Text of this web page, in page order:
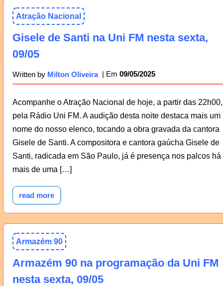
Atração Nacional
Gisele de Santi na Uni FM nesta sexta,
09/05
Written by Milton Oliveira 09/05/2025
Acompanhe o Atração Nacional de hoje, a partir das 22h00,
pela Rádio Uni FM. A audição desta noite destaca mais um
nome do nosso elenco, tocando a obra gravada da cantora
Gisele de Santi. A compositora e cantora gaúcha Gisele de
Santi, radicada em São Paulo, já é presença nos palcos há
mais de uma […]
read more
Armazém 90
Armazém 90 na programação da Uni FM
nesta sexta, 09/05